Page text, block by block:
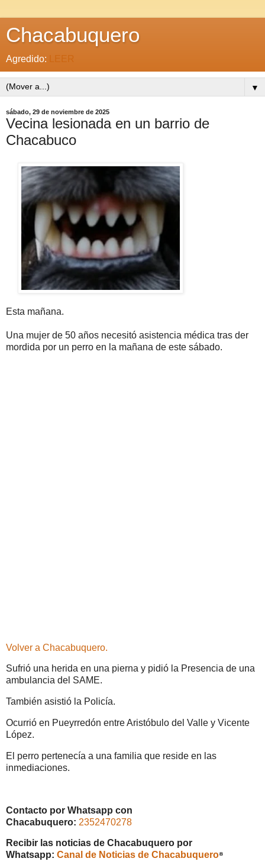
Chacabuquero
Agredido: LEER
▼
sábado, 29 de noviembre de 2025
Vecina lesionada en un barrio de
Chacabuco
Esta mañana.
Una mujer de 50 años necesitó asistencia médica tras der
mordida por un perro en la mañana de este sábado.
Volver a Chacabuquero.
Sufrió una herida en una pierna y pidió la Presencia de una
ambulancia del SAME.
También asistió la Policía.
Ocurrió en Pueyrredón entre Aristóbulo del Valle y Vicente
López.
El perro pertenecía a una familia que reside en las
inmediaciones.
Contacto por Whatsapp con
Chacabuquero: 2352470278
Recibir las noticias de Chacabuquero por
Whatsapp: Canal de Noticias de Chacabuquero⁸